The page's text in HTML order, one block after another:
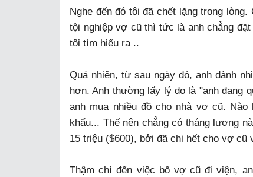
Nghe đến đó tôi đã chết lặng trong
tội nghiệp vợ cũ thì tức là anh chẳng
tôi tìm hiểu ra ..
Quả nhiên, từ sau ngày đó, anh dành
hơn. Anh thường lấy lý do là "anh đang
anh mua nhiều đồ cho nhà vợ cũ.
khẩu... Thế nên chẳng có tháng lương
15 triệu ($600), bởi đã chi hết cho vợ cũ
Thậm chí đến việc bố vợ cũ đi viện,